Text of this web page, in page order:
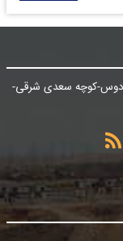
فردوس-کوچه سعدی شرقی-